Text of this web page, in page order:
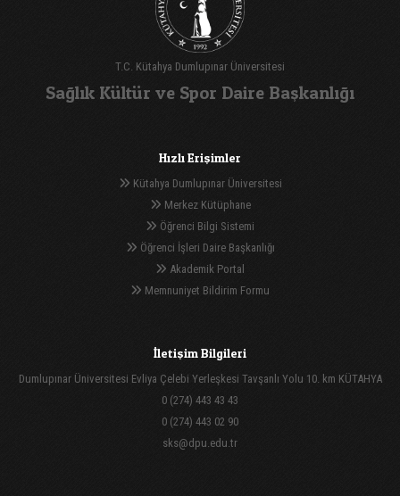
T.C. Kütahya Dumlupınar Üniversitesi
Sağlık Kültür ve Spor Daire Başkanlığı
Hızlı Erişimler
Kütahya Dumlupınar Üniversitesi
Merkez Kütüphane
Öğrenci Bilgi Sistemi
Öğrenci İşleri Daire Başkanlığı
Akademik Portal
Memnuniyet Bildirim Formu
İletişim Bilgileri
Dumlupınar Üniversitesi Evliya Çelebi Yerleşkesi Tavşanlı Yolu 10. km KÜTAHYA
0 (274) 443 43 43
0 (274) 443 02 90
sks@dpu.edu.tr